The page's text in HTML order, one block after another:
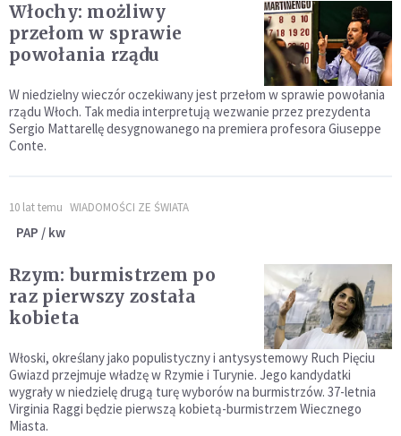
Włochy: możliwy
przełom w sprawie
powołania rządu
W niedzielny wieczór oczekiwany jest przełom w sprawie powołania
rządu Włoch. Tak media interpretują wezwanie przez prezydenta
Sergio Mattarellę desygnowanego na premiera profesora Giuseppe
Conte.
10 lat temu WIADOMOŚCI ZE ŚWIATA
PAP / kw
Rzym: burmistrzem po
raz pierwszy została
kobieta
Włoski, określany jako populistyczny i antysystemowy Ruch Pięciu
Gwiazd przejmuje władzę w Rzymie i Turynie. Jego kandydatki
wygrały w niedzielę drugą turę wyborów na burmistrzów. 37-letnia
Virginia Raggi będzie pierwszą kobietą-burmistrzem Wiecznego
Miasta.